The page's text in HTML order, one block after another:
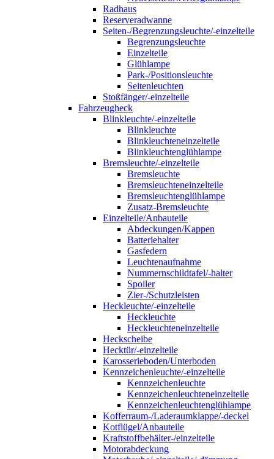
Radhaus
Reserveradwanne
Seiten-/Begrenzungsleuchte/-einzelteile
Begrenzungsleuchte
Einzelteile
Glühlampe
Park-/Positionsleuchte
Seitenleuchten
Stoßfänger/-einzelteile
Fahrzeugheck
Blinkleuchte/-einzelteile
Blinkleuchte
Blinkleuchteneinzelteile
Blinkleuchtenglühlampe
Bremsleuchte/-einzelteile
Bremsleuchte
Bremsleuchteneinzelteile
Bremsleuchtenglühlampe
Zusatz-Bremsleuchte
Einzelteile/Anbauteile
Abdeckungen/Kappen
Batteriehalter
Gasfedern
Leuchtenaufnahme
Nummernschildtafel/-halter
Spoiler
Zier-/Schutzleisten
Heckleuchte/-einzelteile
Heckleuchte
Heckleuchteneinzelteile
Heckscheibe
Hecktür/-einzelteile
Karosserieboden/Unterboden
Kennzeichenleuchte/-einzelteile
Kennzeichenleuchte
Kennzeichenleuchteneinzelteile
Kennzeichenleuchtenglühlampe
Kofferraum-/Laderaumklappe/-deckel
Kotflügel/Anbauteile
Kraftstoffbehälter-/einzelteile
Motorabdeckung